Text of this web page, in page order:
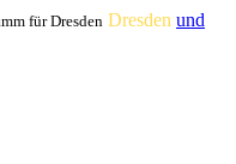
für Dresden Dresden und